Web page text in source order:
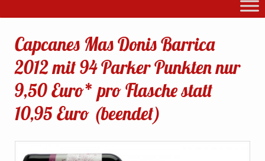
Capcanes Mas Donis Barrica
2012 mit 94 Parker Punkten nur
9,50 Euro* pro Flasche statt
10,95 Euro (beendet)